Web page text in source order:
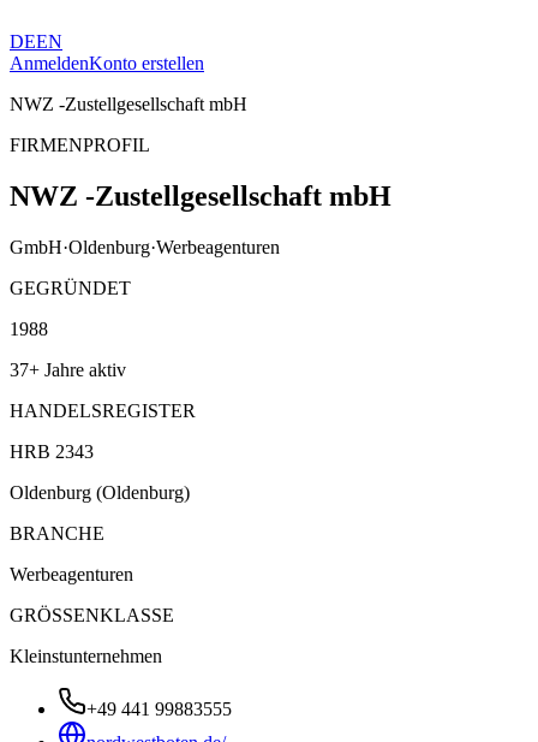
DEEN
AnmeldenKonto erstellen
NWZ -Zustellgesellschaft mbH
FIRMENPROFIL
NWZ -Zustellgesellschaft mbH
GmbH·Oldenburg·Werbeagenturen
GEGRÜNDET
1988
37+ Jahre aktiv
HANDELSREGISTER
HRB 2343
Oldenburg (Oldenburg)
BRANCHE
Werbeagenturen
GRÖSSENKLASSE
Kleinstunternehmen
+49 441 99883555